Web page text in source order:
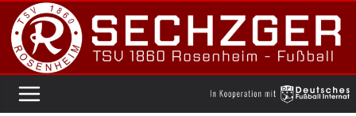
Zum
Inhalt
springen